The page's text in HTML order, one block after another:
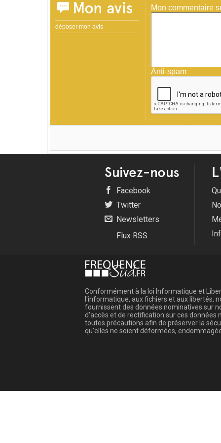
Mon avis
déposer mon avis
Mon commentaire
Anti-spam
Suivez-nous
Facebook
Twitter
Newsletters
Flux RSS
Conformément à la loi Informatique et
l'informatique, aux fichiers et aux libertés,
fournissent des données nominatives sur
d'accès et de rectification sur ces données
toutes précautions afin de préserver la
qu'elles ne soient déformées,